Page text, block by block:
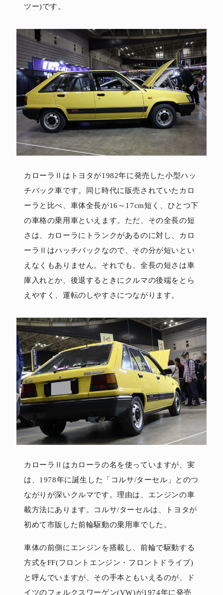
ツー)です。
カローラⅡはトヨタが1982年に発売した小型ハッ
チバック車です。同じ時代に販売されていたカロ
ーラと比べ、車体全長が16～17cm短く、ひとつ下
の車格の乗用車といえます。ただ、その全長の短
さは、カローラにトランクがあるのに対し、カロ
ーラⅡはハッチバックなので、その分が短いとい
えなくもありません。それでも、全長の短さは車
庫入れとか、後退するときにクルマの後端をとら
えやすく、運転のしやすさにつながります。
カローラⅡはカローラの名を使っていますが、実
は、1978年に誕生した「コルサ/ターセル」とのつ
ながりが深いクルマです。理由は、エンジンの車
載方法にあります。コルサ/ターセルは、トヨタが
初めて市販した前輪駆動の乗用車でした。
車体の前側にエンジンを搭載し、前輪で駆動する
方式をFF(フロントエンジン・フロントドライブ)
と呼んでいますが、その手本ともいえるのが、ド
イツのフォルクスワーゲン(VW)が1974年に発売